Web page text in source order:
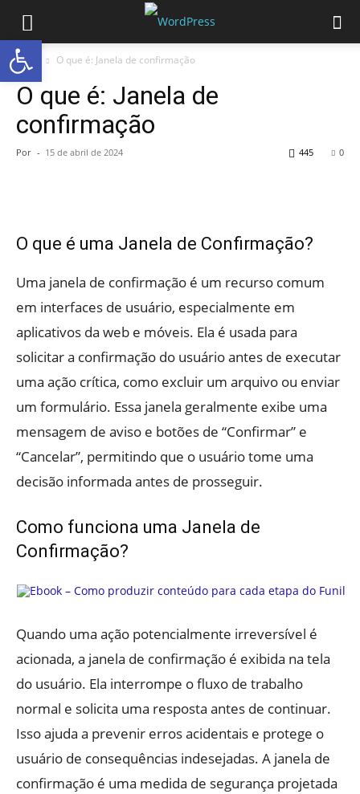
Início O que é: Janela de confirmação
O que é: Janela de
confirmação
Por - 15 de abril de 2024 0
445
O que é uma Janela de Confirmação?
Uma janela de confirmação é um recurso comum
em interfaces de usuário, especialmente em
aplicativos da web e móveis. Ela é usada para
solicitar a confirmação do usuário antes de executar
uma ação crítica, como excluir um arquivo ou enviar
um formulário. Essa janela geralmente exibe uma
mensagem de aviso e botões de “Confirmar” e
“Cancelar”, permitindo que o usuário tome uma
decisão informada antes de prosseguir.
Como funciona uma Janela de
Confirmação?
Quando uma ação potencialmente irreversível é
acionada, a janela de confirmação é exibida na tela
do usuário. Ela interrompe o fluxo de trabalho
normal e solicita uma resposta antes de continuar.
Isso ajuda a prevenir erros acidentais e protege o
usuário de consequências indesejadas. A janela de
confirmação é uma medida de segurança projetada
Abrir a barra de ferramentas